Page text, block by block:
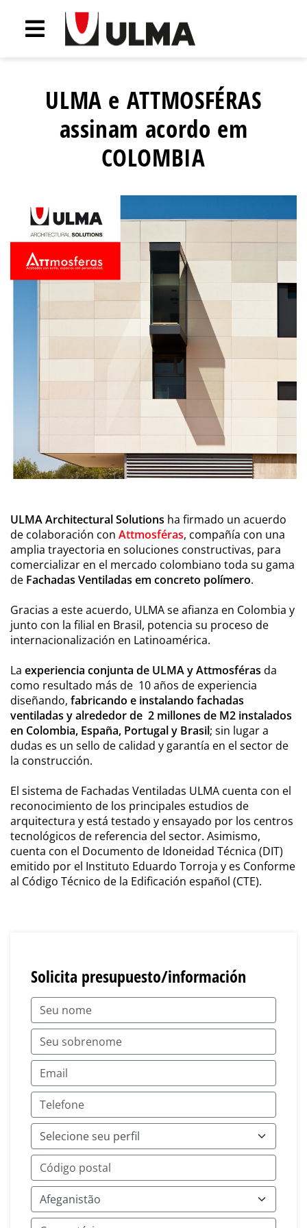
ULMA e ATTMOSFÉRAS
assinam acordo em
COLOMBIA
ULMA Architectural Solutions ha firmado un acuerdo
de colaboración con Attmosféras, compañía con una
amplia trayectoria en soluciones constructivas, para
comercializar en el mercado colombiano toda su gama
de Fachadas Ventiladas em concreto polímero.
Gracias a este acuerdo, ULMA se afianza en Colombia y
junto con la filial en Brasil, potencia su proceso de
internacionalización en Latinoamérica.
La experiencia conjunta de ULMA y Attmosféras da
como resultado más de 10 años de experiencia
diseñando, fabricando e instalando fachadas
ventiladas y alrededor de 2 millones de M2 instalados
en Colombia, España, Portugal y Brasil; sin lugar a
dudas es un sello de calidad y garantía en el sector de
la construcción.
El sistema de Fachadas Ventiladas ULMA cuenta con el
reconocimiento de los principales estudios de
arquitectura y está testado y ensayado por los centros
tecnológicos de referencia del sector. Asimismo,
cuenta con el Documento de Idoneidad Técnica (DIT)
emitido por el Instituto Eduardo Torroja y es Conforme
al Código Técnico de la Edificación español (CTE).
Solicita presupuesto/información